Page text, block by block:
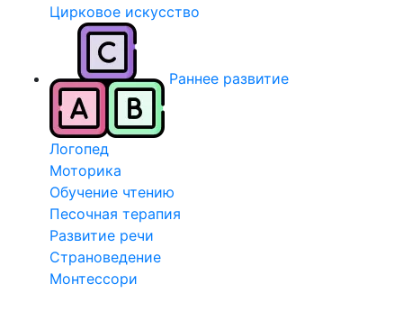
Цирковое искусство
Раннее развитие
Логопед
Моторика
Обучение чтению
Песочная терапия
Развитие речи
Страноведение
Монтессори